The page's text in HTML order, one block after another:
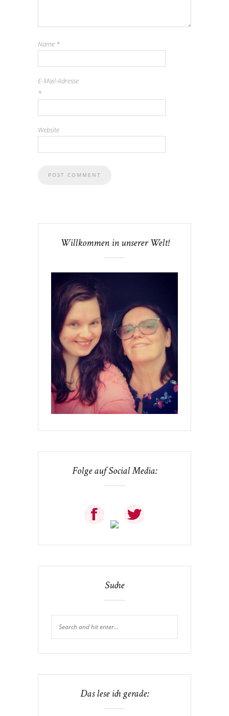
Name *
E-Mail-Adresse
*
Website
Willkommen in unserer Welt!
Folge auf Social Media:
Suche
Das lese ich gerade: